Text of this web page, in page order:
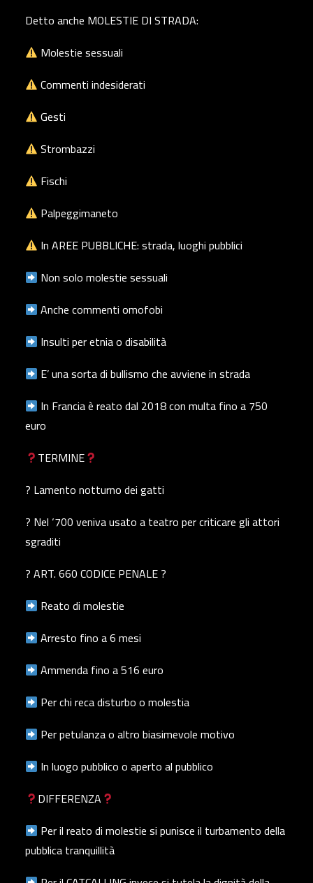
Detto anche MOLESTIE DI STRADA:
Molestie sessuali
Commenti indesiderati
Gesti
Strombazzi
Fischi
Palpeggimaneto
In AREE PUBBLICHE: strada, luoghi pubblici
Non solo molestie sessuali
Anche commenti omofobi
Insulti per etnia o disabilità
E’ una sorta di bullismo che avviene in strada
In Francia è reato dal 2018 con multa fino a 750
euro
TERMINE
? Lamento notturno dei gatti
? Nel ‘700 veniva usato a teatro per criticare gli attori
sgraditi
? ART. 660 CODICE PENALE ?
Reato di molestie
Arresto fino a 6 mesi
Ammenda fino a 516 euro
Per chi reca disturbo o molestia
Per petulanza o altro biasimevole motivo
In luogo pubblico o aperto al pubblico
DIFFERENZA
Per il reato di molestie si punisce il turbamento della
pubblica tranquillità